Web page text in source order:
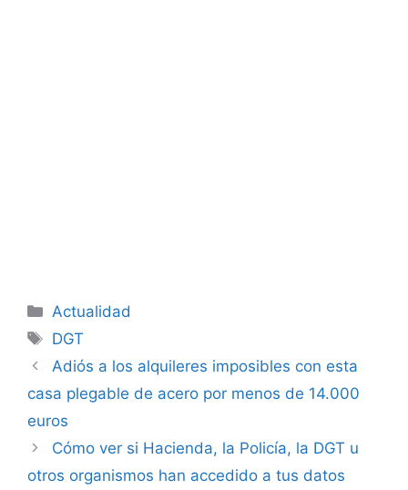
Categorías
Actualidad
Etiquetas
DGT
Adiós a los alquileres imposibles con esta
casa plegable de acero por menos de 14.000
euros
Cómo ver si Hacienda, la Policía, la DGT u
otros organismos han accedido a tus datos